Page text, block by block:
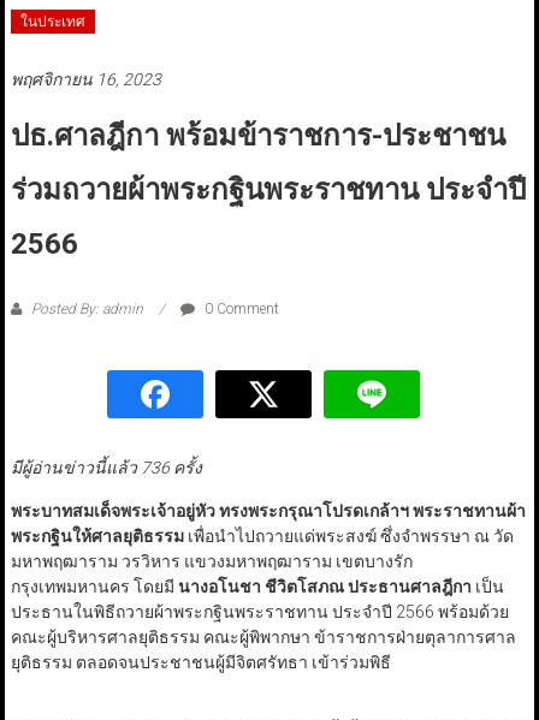
ในประเทศ
พฤศจิกายน 16, 2023
ปธ.ศาลฎีกา พร้อมข้าราชการ-ประชาชน
ร่วมถวายผ้าพระกฐินพระราชทาน ประจำปี
2566
Posted By: admin 0 Comment
มีผู้อ่านข่าวนี้แล้ว 736 ครั้ง
พระบาทสมเด็จพระเจ้าอยู่หัวทรงพระกรุณาโปรดเกล้าฯ พระราชทานผ้า
พระกฐินให้ศาลยุติธรรมเพื่อนำไปถวายแด่พระสงฆ์ ซึ่งจำพรรษา ณ วัด
มหาพฤฒาราม วรวิหาร แขวงมหาพฤฒาราม เขตบางรัก
กรุงเทพมหานคร โดยมี นางอโนชา ชีวิตโสภณ ประธานศาลฎีกา เป็น
ประธานในพิธีถวายผ้าพระกฐินพระราชทาน ประจำปี 2566 พร้อมด้วย
คณะผู้บริหารศาลยุติธรรม คณะผู้พิพากษา ข้าราชการฝ่ายตุลาการศาล
ยุติธรรม ตลอดจนประชาชนผู้มีจิตศรัทธา เข้าร่วมพิธี